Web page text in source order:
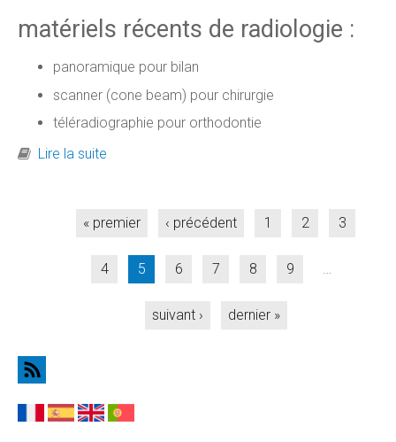
matériels récents de radiologie :
panoramique pour bilan
scanner (cone beam) pour chirurgie
téléradiographie pour orthodontie
Lire la suite
« premier ‹ précédent 1 2 3
4 5 6 7 8 9
suivant › dernier »